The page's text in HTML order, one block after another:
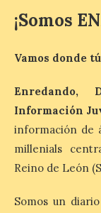
León a la
los diez
tomarse
verano.
¡Somos
Vamos donde
Información
información de
millenials
Reino de León
Somos un